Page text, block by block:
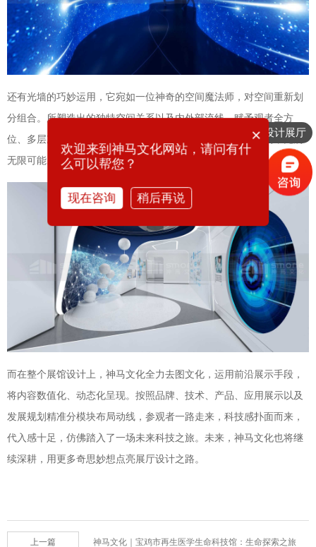
还有光墙的巧妙运用，它宛如一位神奇的空间魔法师，对空间重新划
分组合。所塑造出的独特空间关系以及内外部流线，赋予观者全方
位、多层次的空间探索体验，让原本单调的空间瞬间活力满满，充满
无限可能。
而在整个展馆设计上，神马文化全力去图文化，运用前沿展示手段，
将内容数值化、动态化呈现。按照品牌、技术、产品、应用展示以及
发展规划精准分模块布局动线，参观者一路走来，科技感扑面而来，
代入感十足，仿佛踏入了一场未来科技之旅。未来，神马文化也将继
续深耕，用更多奇思妙想点亮展厅设计之路。
上一篇 神马文化｜宝鸡市再生医学生命科技馆：生命探索之旅
想要设计展厅
×
欢迎来到神马文化网站，请问有什
么可以帮您？
现在咨询 稍后再说